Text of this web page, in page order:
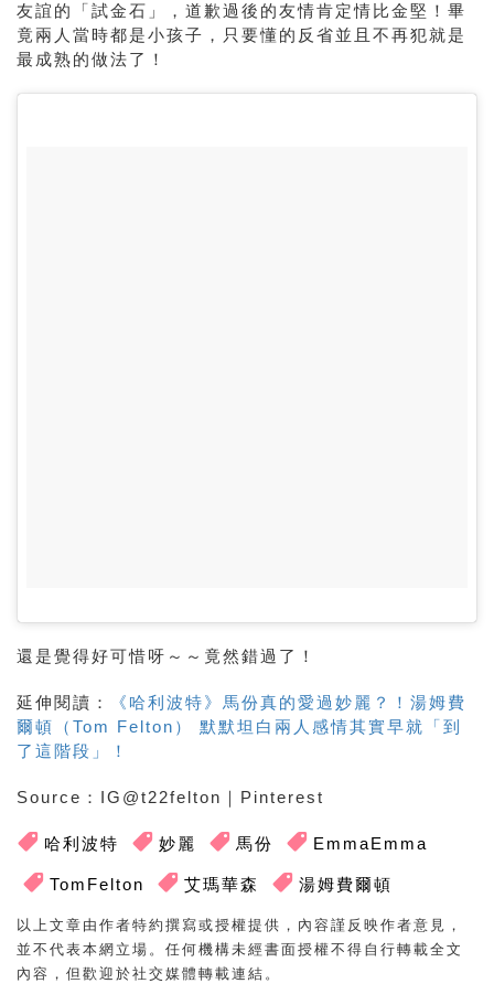
友誼的「試金石」，道歉過後的友情肯定情比金堅！畢
竟兩人當時都是小孩子，只要懂的反省並且不再犯就是
最成熟的做法了！
還是覺得好可惜呀～～竟然錯過了！
延伸閱讀：
《哈利波特》馬份真的愛過妙麗？！湯姆費
爾頓（Tom Felton） 默默坦白兩人感情其實早就「到
了這階段」！
Source：IG@t22felton｜Pinterest
哈利波特 妙麗 馬份 EmmaEmma
TomFelton 艾瑪華森 湯姆費爾頓
以上文章由作者特約撰寫或授權提供，內容謹反映作者意見，
並不代表本網立場。任何機構未經書面授權不得自行轉載全文
內容，但歡迎於社交媒體轉載連結。